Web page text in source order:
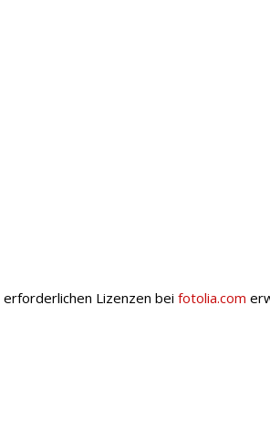
Lizenzen bei fotolia.com